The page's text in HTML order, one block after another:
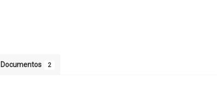
Documentos 2